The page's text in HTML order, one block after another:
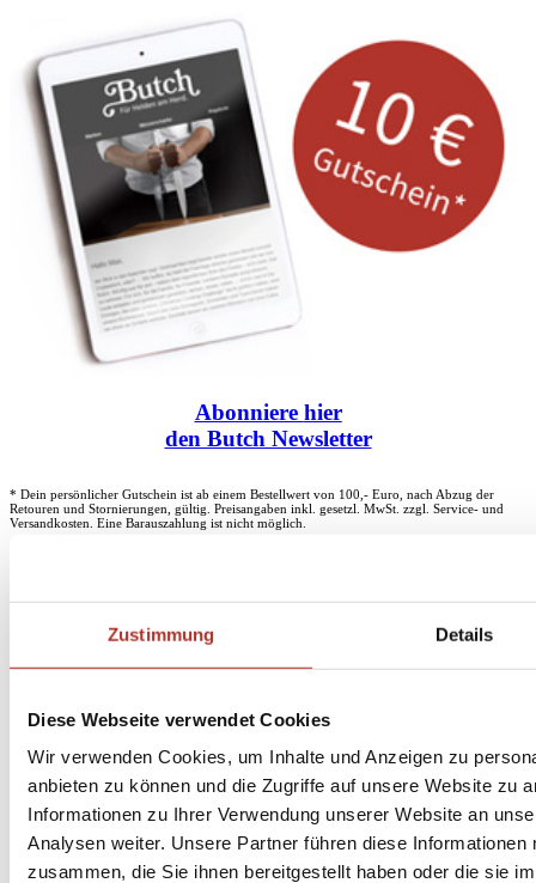
Zustimmung Details
Diese Webseite verwendet Cookies
Wir verwenden Cookies, um Inhalte und Anzeigen zu
anbieten zu können und die Zugriffe auf unsere Website zu
Informationen zu Ihrer Verwendung unserer Website an
Analysen weiter. Unsere Partner führen diese
zusammen, die Sie ihnen bereitgestellt haben oder die sie
Abonniere hier
den Butch Newsletter
* Dein persönlicher Gutschein ist ab einem Bestellwert von 100,- Euro, nach Abzug der
Retouren und Stornierungen, gültig. Preisangaben inkl. gesetzl. MwSt. zzgl. Service- und
Versandkosten. Eine Barauszahlung ist nicht möglich.
Unser Dankeschön für deinen Einkauf ab 100 €